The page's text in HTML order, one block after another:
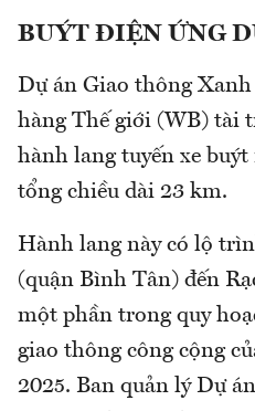
BUÝT ĐIỆN ỨNG
Dự án Giao thông
hàng Thế giới (WB) tài
hành lang tuyến xe
tổng chiều dài 23 km.
Hành lang này có lộ
(quận Bình Tân) đến
một phần trong quy
giao thông công cộng
2025. Ban quản lý Dự